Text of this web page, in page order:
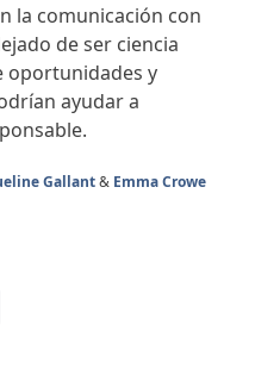
la comunicación con
de ser ciencia
oportunidades y
ayudar a
Gallant& Emma Crowe